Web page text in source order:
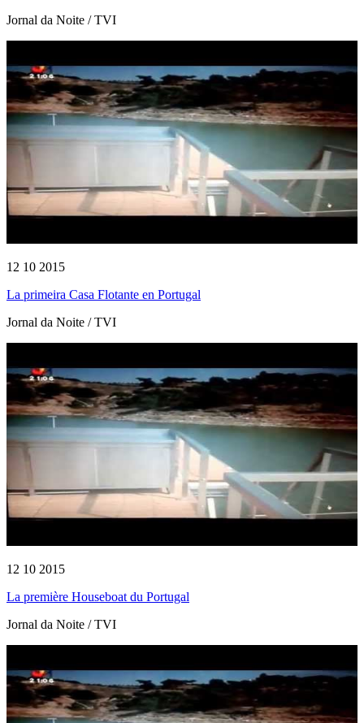
Jornal da Noite / TVI
12 10 2015
La primeira Casa Flotante en Portugal
Jornal da Noite / TVI
12 10 2015
La première Houseboat du Portugal
Jornal da Noite / TVI